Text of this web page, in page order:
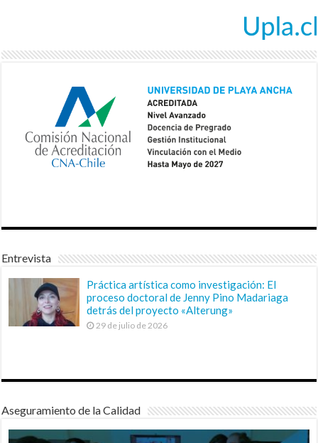
Entrevista
Práctica artística como investigación: El
proceso doctoral de Jenny Pino Madariaga
detrás del proyecto «Alterung»
29 de julio de 2026
Aseguramiento de la Calidad